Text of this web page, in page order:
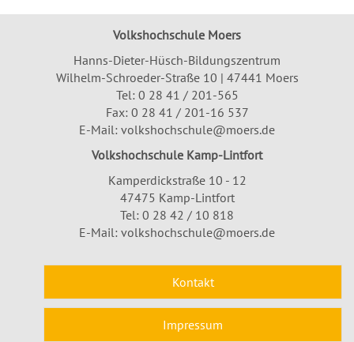
Volkshochschule Moers
Hanns-Dieter-Hüsch-Bildungszentrum
Wilhelm-Schroeder-Straße 10 | 47441 Moers
Tel: 0 28 41 / 201-565
Fax: 0 28 41 / 201-16 537
E-Mail: volkshochschule@moers.de
Volkshochschule Kamp-Lintfort
Kamperdickstraße 10 - 12
47475 Kamp-Lintfort
Tel: 0 28 42 / 10 818
E-Mail: volkshochschule@moers.de
Kontakt
Impressum